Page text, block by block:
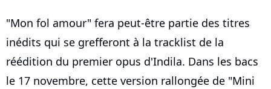
"Mon fol amour" fera peut-être partie des titres
inédits qui se grefferont à la tracklist de la
réédition du premier opus d'Indila. Dans les bacs
le 17 novembre, cette version rallongée de "Mini